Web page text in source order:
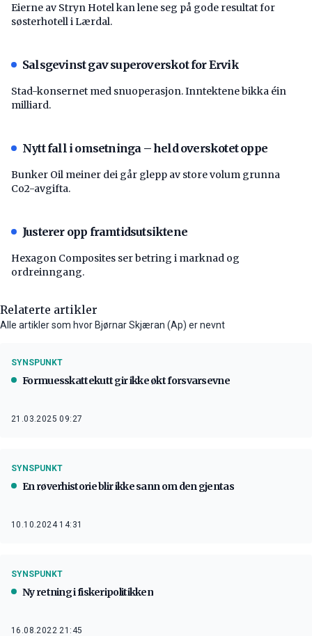
Eierne av Stryn Hotel kan lene seg på gode resultat for
søsterhotell i Lærdal.
Salsgevinst gav superoverskot for Ervik
Stad-konsernet med snuoperasjon. Inntektene bikka éin
milliard.
Nytt fall i omsetninga – held overskotet oppe
Bunker Oil meiner dei går glepp av store volum grunna
Co2-avgifta.
Justerer opp framtidsutsiktene
Hexagon Composites ser betring i marknad og
ordreinngang.
Relaterte artikler
Alle artikler som hvor Bjørnar Skjæran (Ap) er nevnt
SYNSPUNKT
Formuesskattekutt gir ikke økt forsvarsevne
21.03.2025 09:27
SYNSPUNKT
En røverhistorie blir ikke sann om den gjentas
10.10.2024 14:31
SYNSPUNKT
Ny retning i fiskeripolitikken
16.08.2022 21:45